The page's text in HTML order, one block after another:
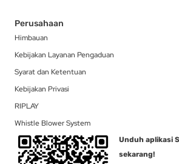
Perusahaan
Himbauan
Kebijakan Layanan Pengaduan
Syarat dan Ketentuan
Kebijakan Privasi
RIPLAY
Whistle Blower System
Unduh aplikasi
sekarang!